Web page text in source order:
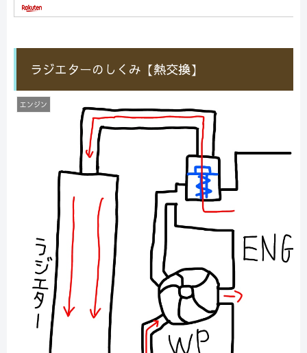
ラジエターのしくみ【熱交換】
エンジン